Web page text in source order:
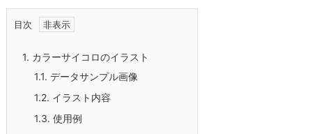
目次
1. カラーサイコロのイラスト
1.1. データサンプル画像
1.2. イラスト内容
1.3. 使用例